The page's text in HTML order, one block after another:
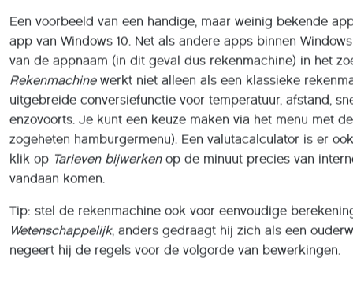
Een voorbeeld van een handige, maar weinig bekende
app van Windows 10. Net als andere apps binnen
van de appnaam (in dit geval dus rekenmachine) in het
Rekenmachine werkt niet alleen als een klassieke
uitgebreide conversiefunctie voor temperatuur, afstand,
enzovoorts. Je kunt een keuze maken via het menu met
zogeheten hamburger­menu). Een valutacalculator is er
klik op Tarieven bijwerkenop de minuut precies van
vandaan komen.
Tip: stel de rekenmachine ook voor eenvoudige
Wetenschappelijk, anders gedraagt hij zich als een
negeert hij de regels voor de volgorde van bewerkingen.